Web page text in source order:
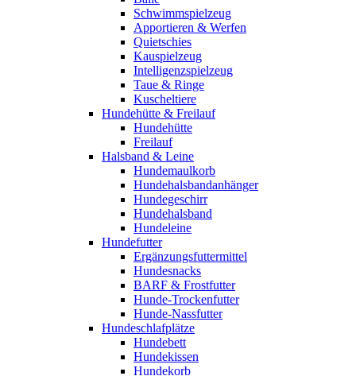
Schwimmspielzeug
Apportieren & Werfen
Quietschies
Kauspielzeug
Intelligenzspielzeug
Taue & Ringe
Kuscheltiere
Hundehütte & Freilauf
Hundehütte
Freilauf
Halsband & Leine
Hundemaulkorb
Hundehalsbandanhänger
Hundegeschirr
Hundehalsband
Hundeleine
Hundefutter
Ergänzungsfuttermittel
Hundesnacks
BARF & Frostfutter
Hunde-Trockenfutter
Hunde-Nassfutter
Hundeschlafplätze
Hundebett
Hundekissen
Hundekorb